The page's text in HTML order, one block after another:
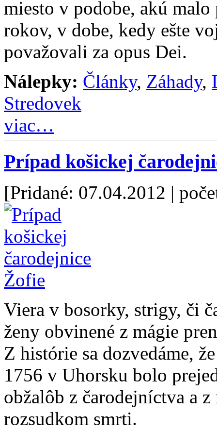
miesto v podobe, akú
rokov, v dobe, kedy ešte
považovali za opus Dei.
Nálepky: Články, Záhady,
Stredovek
viac…
Prípad košickej
[Pridané: 07.04.2012 |
Viera v bosorky, strigy, či
ženy obvinené z mágie
Z histórie sa dozvedáme,
1756 v Uhorsku bolo
obžalôb z čarodejníctva a
rozsudkom smrti.